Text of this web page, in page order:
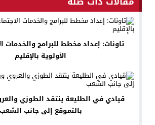
تاونات: إعداد مخطط للبرامج والخدمات
الأولوية بالإقليم
قيادي في الطليعة ينتقد الطوزي
بالتموقع إلى جانب الشعب